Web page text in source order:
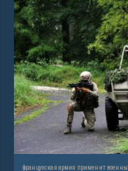
французская армия применит